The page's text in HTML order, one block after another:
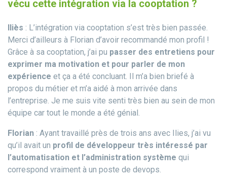
vécu cette intégration via la cooptation ?
Iliès : L’intégration via cooptation s’est très bien passée.
Merci d’ailleurs à Florian d’avoir recommandé mon profil !
Grâce à sa cooptation, j’ai pu passer des entretiens pour
exprimer ma motivation et pour parler de mon
expérience et ça a été concluant. Il m’a bien briefé à
propos du métier et m’a aidé à mon arrivée dans
l’entreprise. Je me suis vite senti très bien au sein de mon
équipe car tout le monde a été génial.
Florian : Ayant travaillé près de trois ans avec Ilies, j’ai vu
qu’il avait un profil de développeur très intéressé par
l’automatisation et l’administration système qui
correspond vraiment à un poste de devops.